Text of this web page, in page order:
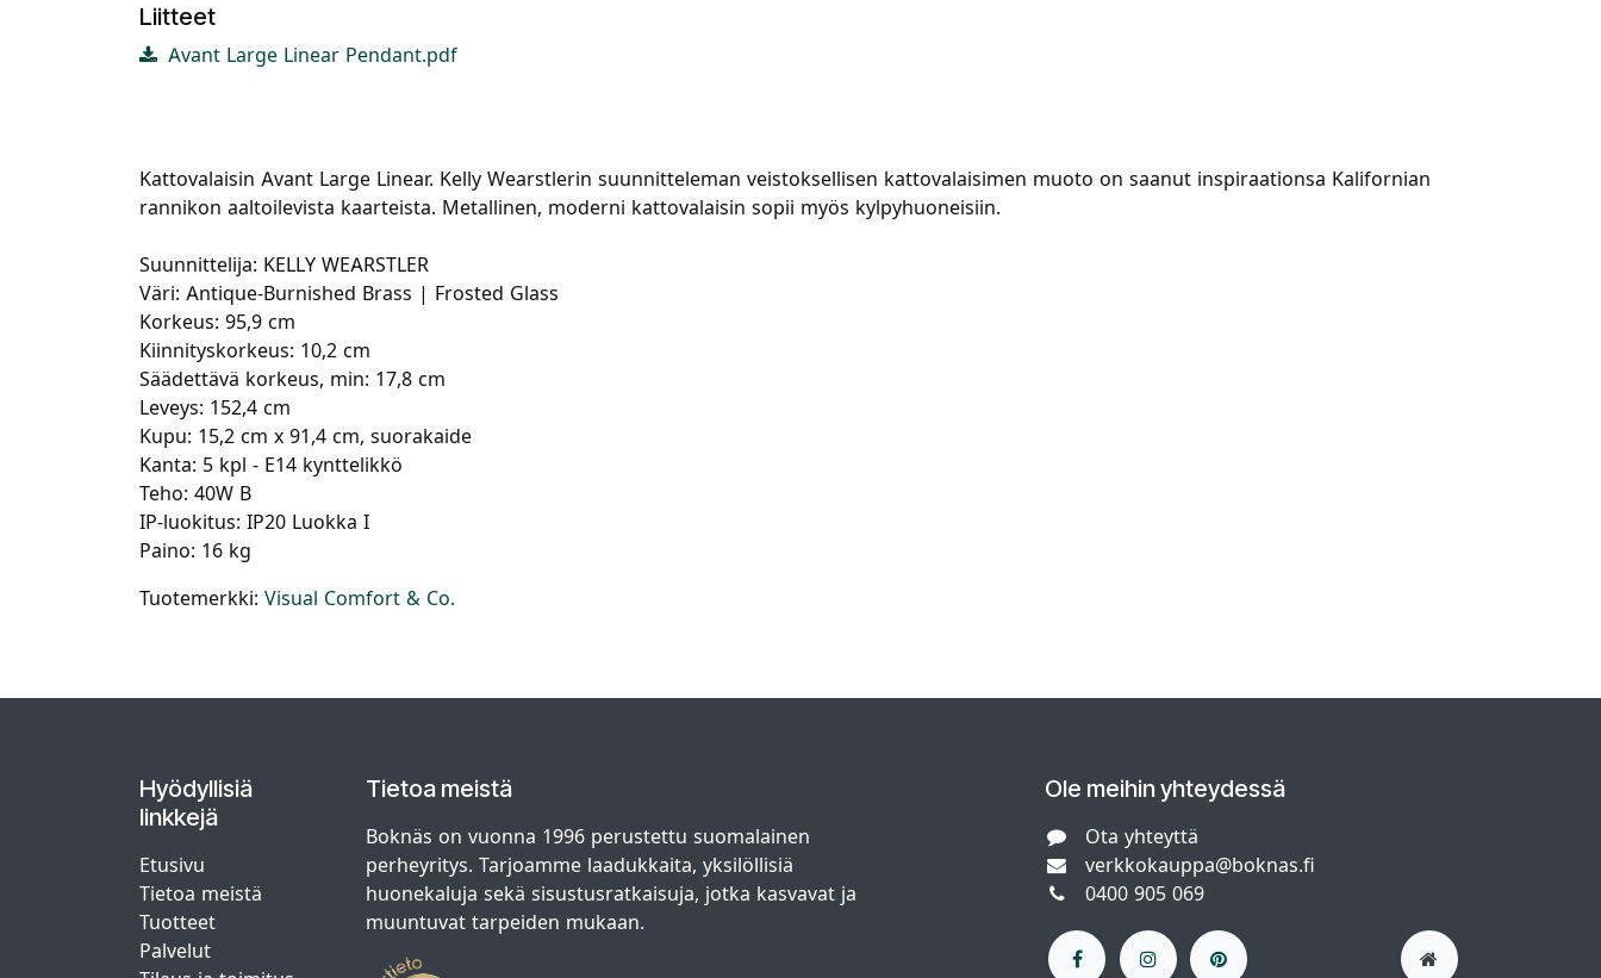
Liitteet
Avant Large Linear Pendant.pdf
Kattovalaisin Avant Large Linear. Kelly Wearstlerin suunnitteleman veistoksellisen kattovalaisimen muoto on saanut inspiraationsa Kalifornian
rannikon aaltoilevista kaarteista. Metallinen, moderni kattovalaisin sopii myös kylpyhuoneisiin.
Suunnittelija: KELLY WEARSTLER
Väri: Antique-Burnished Brass | Frosted Glass
Korkeus: 95,9 cm
Kiinnityskorkeus: 10,2 cm
Säädettävä korkeus, min: 17,8 cm
Leveys: 152,4 cm
Kupu: 15,2 cm x 91,4 cm, suorakaide
Kanta: 5 kpl - E14 kynttelikkö
Teho: 40W B
IP-luokitus: IP20 Luokka I
Paino: 16 kg
Tuotemerkki: Visual Comfort & Co.
Hyödyllisiä
linkkejä
Etusivu
Tietoa meistä
Tuotteet
Palvelut
Tietoa meistä
Boknäs on vuonna 1996 perustettu suomalainen
perheyritys. Tarjoamme laadukkaita, yksilöllisiä
huonekaluja sekä sisustusratkaisuja, jotka kasvavat ja
muuntuvat tarpeiden mukaan.
Ole meihin yhteydessä
Ota yhteyttä
verkkokauppa@boknas.fi
0400 905 069